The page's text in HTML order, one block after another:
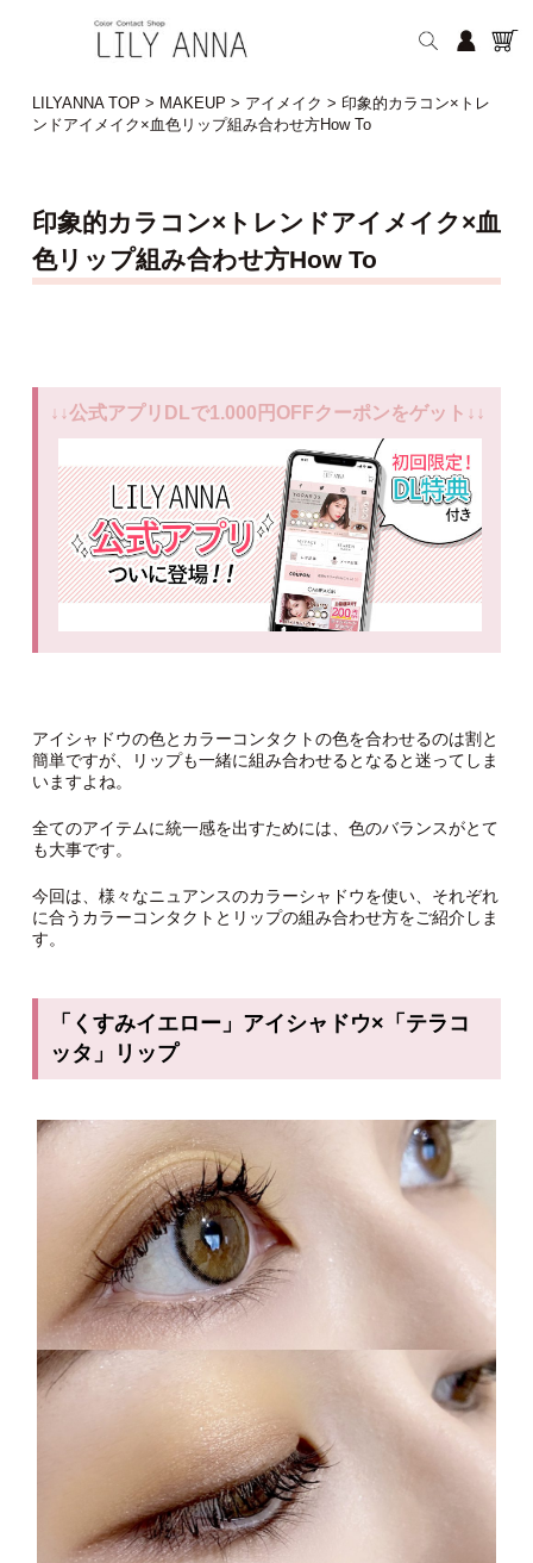
LILYANNA TOP > MAKEUP > アイメイク > 印象的カラコン×トレ
ンドアイメイク×血色リップ組み合わせ方How To
印象的カラコン×トレンドアイメイク×血
色リップ組み合わせ方How To
↓↓公式アプリDLで1.000円OFFクーポンをゲット↓↓
アイシャドウの色とカラーコンタクトの色を合わせるのは割と
簡単ですが、リップも一緒に組み合わせるとなると迷ってしま
いますよね。
全てのアイテムに統一感を出すためには、色のバランスがとて
も大事です。
今回は、様々なニュアンスのカラーシャドウを使い、それぞれ
に合うカラーコンタクトとリップの組み合わせ方をご紹介しま
す。
「くすみイエロー」アイシャドウ×「テラコ
ッタ」リップ